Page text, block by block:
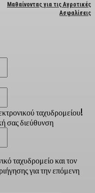
Μαθαίνοντας για τις Αγροτικές
Ασφαλίσεις
ταχυδρομείου!
σας διεύθυνση
ταχυδρομείο και τον
για την επόμενη